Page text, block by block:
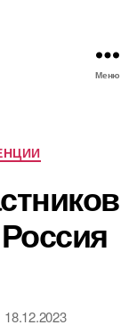
Меню
18.12.2023